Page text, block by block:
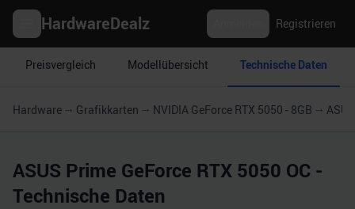
HardwareDealz Registrieren
Preisvergleich Modellübersicht Technische Daten
Hardware Grafikkarten NVIDIA GeForce RTX 5050 - 8GB
ASUS Prime GeForce RTX 5050 OC -
Technische Daten